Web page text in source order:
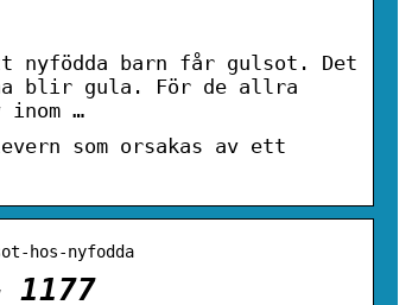
nyfödda barn får gulsot. Det
blir gula. För de allra
…
som orsakas av ett
hos-nyfodda